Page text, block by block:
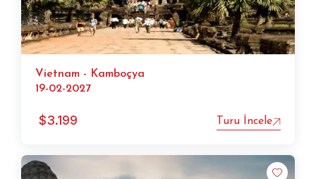
Vietnam - Kamboçya
19-02-2027
$3.199 Turu İncele